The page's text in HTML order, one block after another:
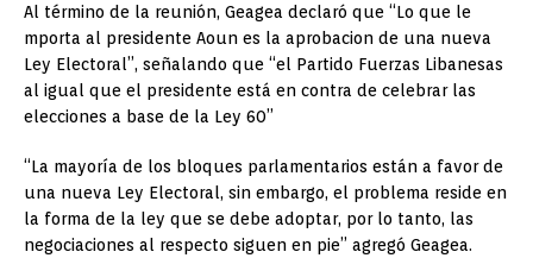
Al término de la reunión, Geagea declaró que “Lo que le
mporta al presidente Aoun es la aprobacion de una nueva
Ley Electoral”, señalando que “el Partido Fuerzas Libanesas
al igual que el presidente está en contra de celebrar las
elecciones a base de la Ley 60”
“La mayoría de los bloques parlamentarios están a favor de
una nueva Ley Electoral, sin embargo, el problema reside en
la forma de la ley que se debe adoptar, por lo tanto, las
negociaciones al respecto siguen en pie” agregó Geagea.